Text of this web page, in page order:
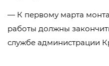
— К первому марта
работы должны
службе администрации